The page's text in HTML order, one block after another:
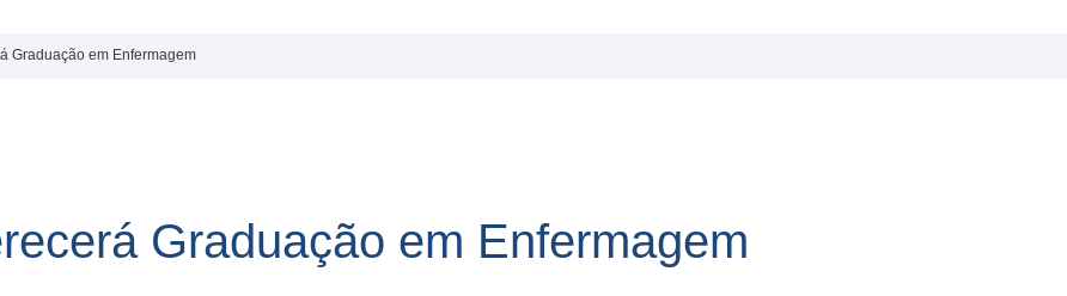
Graduação em Enfermagem
Graduação em Enfermagem